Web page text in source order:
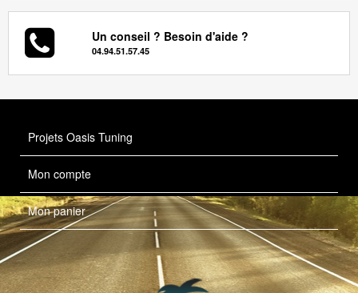
Un conseil ? Besoin d'aide ?
04.94.51.57.45
Projets Oasis Tuning
Mon compte
Mon panier